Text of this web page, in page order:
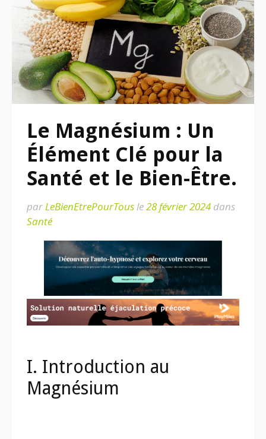
Le Magnésium : Un
Élément Clé pour la
Santé et le Bien-Être.
parLeBienEtrePourTousle28 février 2024 dans
Santé
I. Introduction au
Magnésium